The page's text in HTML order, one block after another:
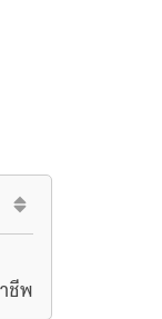
ชีพ